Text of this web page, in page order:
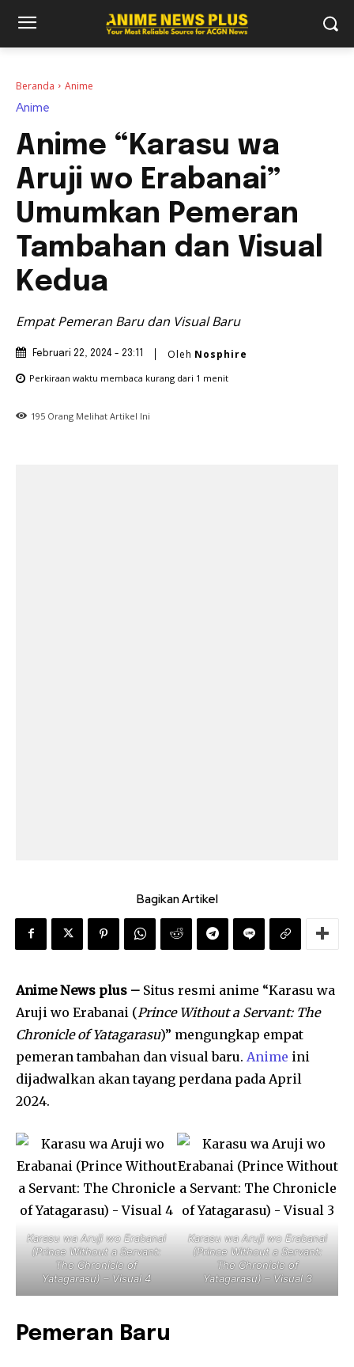
Beranda Anime
Anime
Anime “Karasu wa
Aruji wo Erabanai”
Umumkan Pemeran
Tambahan dan Visual
Kedua
Empat Pemeran Baru dan Visual Baru
Februari 22, 2024 - 23:11 Oleh Nosphire
Perkiraan waktu membaca kurang dari 1 menit
195 Orang Melihat Artikel Ini
Bagikan Artikel
Anime News plus – Situs resmi anime “Karasu wa
Aruji wo Erabanai (Prince Without a Servant: The
Chronicle of Yatagarasu)” mengungkap empat
pemeran tambahan dan visual baru. Anime ini
dijadwalkan akan tayang perdana pada April
2024.
Karasu wa Aruji wo Erabanai
(Prince Without a Servant:
The Chronicle of
Yatagarasu) – Visual 4
Karasu wa Aruji wo Erabanai
(Prince Without a Servant:
The Chronicle of
Yatagarasu) – Visual 3
Pemeran Baru